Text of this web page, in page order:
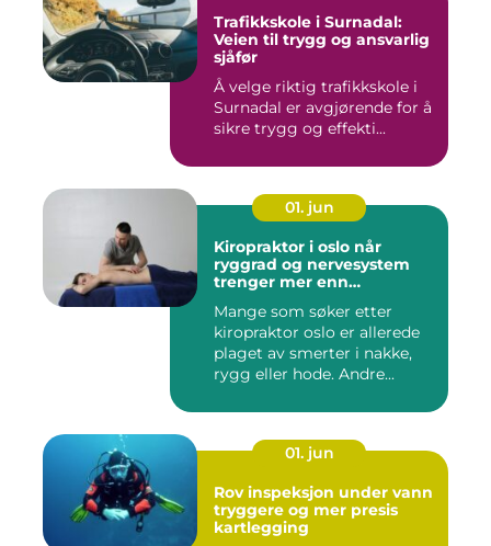
Trafikkskole i Surnadal:
Veien til trygg og ansvarlig
sjåfør
Å velge riktig trafikkskole i
Surnadal er avgjørende for å
sikre trygg og effekti...
01. jun
Kiropraktor i oslo når
ryggrad og nervesystem
trenger mer enn
Mange som søker etter
kiropraktor oslo er allerede
plaget av smerter i nakke,
rygg eller hode. Andre...
01. jun
Rov inspeksjon under vann
tryggere og mer presis
kartlegging